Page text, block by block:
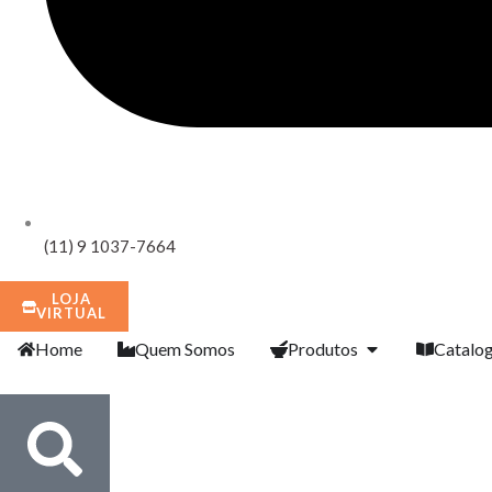
(11) 9 1037-7664
LOJA
VIRTUAL
Home Quem Somos Produtos